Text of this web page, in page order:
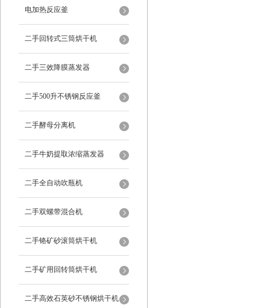
电加热反应釜
二手回转式三筒烘干机
二手三效降膜蒸发器
二手500升不锈钢反应釜
二手酵母分离机
二手牛奶提取浓缩蒸发器
二手全自动吹瓶机
二手双螺带混合机
二手铬矿砂滚筒烘干机
二手矿用回转筒烘干机
二手高效石英砂不锈钢烘干机